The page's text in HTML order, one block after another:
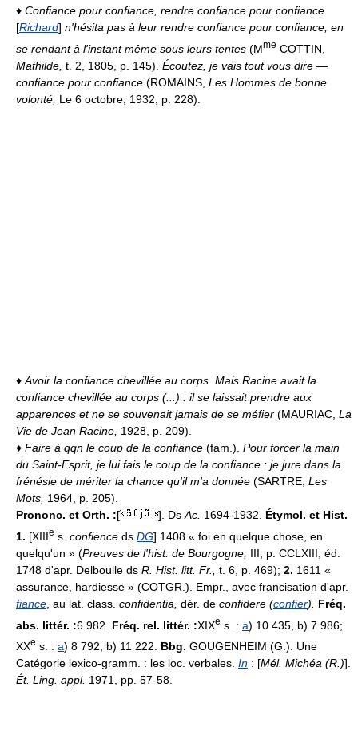
♦ Confiance pour confiance, rendre confiance pour confiance.
[Richard] n'hésita pas à leur rendre confiance pour confiance, en
se rendant à l'instant même sous leurs tentes (Mme COTTIN,
Mathilde, t. 2, 1805, p. 145). Écoutez, je vais tout vous dire —
confiance pour confiance (ROMAINS, Les Hommes de bonne
volonté, Le 6 octobre, 1932, p. 228).
♦ Avoir la confiance chevillée au corps. Mais Racine avait la
confiance chevillée au corps (...) : il se laissait prendre aux
apparences et ne se souvenait jamais de se méfier (MAURIAC, La
Vie de Jean Racine, 1928, p. 209).
♦ Faire à qqn le coup de la confiance (fam.). Pour forcer la main
du Saint-Esprit, je lui fais le coup de la confiance : je jure dans la
frénésie de mériter la chance qu'il m'a donnée (SARTRE, Les
Mots, 1964, p. 205).
Prononc. et Orth. :[ ]. Ds Ac. 1694-1932. Étymol. et Hist.
1. [XIIIe s. confience ds DG] 1408 « foi en quelque chose, en
quelqu'un » (Preuves de l'hist. de Bourgogne, III, p. CCLXIII, éd.
1748 d'apr. Delboulle ds R. Hist. litt. Fr., t. 6, p. 469); 2. 1611 «
assurance, hardiesse » (COTGR.). Empr., avec francisation d'apr.
fiance , au lat. class. confidentia, dér. de confidere (confier). Fréq.
abs. littér. :6 982. Fréq. rel. littér. :XIXe s. : a) 10 435, b) 7 986;
XXe s. : a) 8 792, b) 11 222. Bbg. GOUGENHEIM (G.). Une
Catégorie lexico-gramm. : les loc. verbales. In : [Mél. Michéa (R.)].
Ét. Ling. appl. 1971, pp. 57-58.